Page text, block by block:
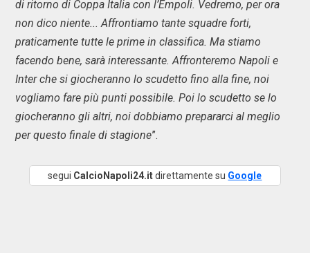
di ritorno di Coppa Italia con l’Empoli. Vedremo, per ora
non dico niente... Affrontiamo tante squadre forti,
praticamente tutte le prime in classifica. Ma stiamo
facendo bene, sarà interessante. Affronteremo Napoli e
Inter che si giocheranno lo scudetto fino alla fine, noi
vogliamo fare più punti possibile. Poi lo scudetto se lo
giocheranno gli altri, noi dobbiamo prepararci al meglio
per questo finale di stagione”.
segui CalcioNapoli24.itdirettamente su Google